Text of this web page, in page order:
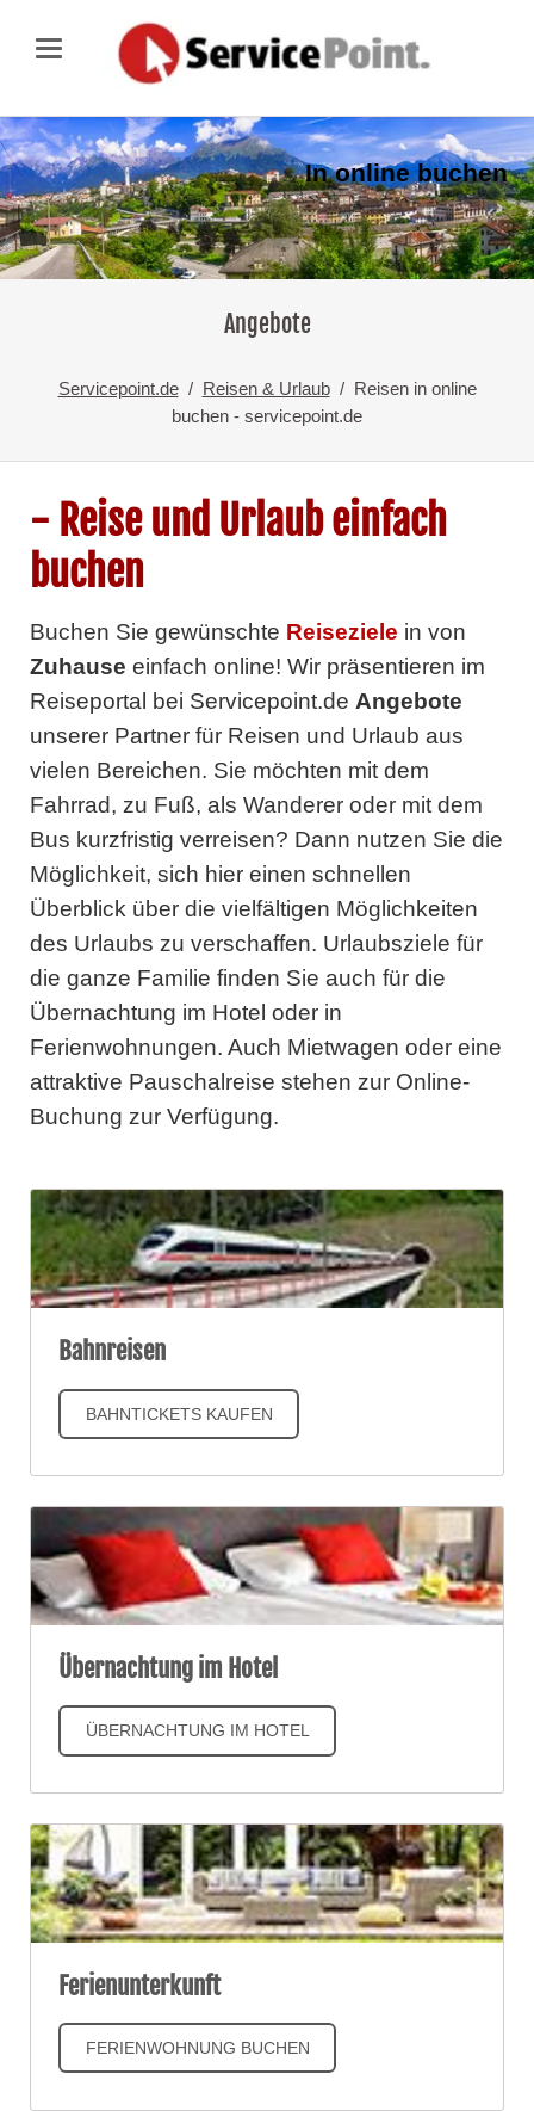
In online buchen
Angebote
Servicepoint.de Reisen & Urlaub
Reisen in online
buchen - servicepoint.de
- Reise und Urlaub einfach
buchen
Buchen Sie gewünschte Reiseziele in von
Zuhause einfach online! Wir präsentieren im
Reiseportal bei Servicepoint.de Angebote
unserer Partner für Reisen und Urlaub aus
vielen Bereichen. Sie möchten mit dem
Fahrrad, zu Fuß, als Wanderer oder mit dem
Bus kurzfristig verreisen? Dann nutzen Sie die
Möglichkeit, sich hier einen schnellen
Überblick über die vielfältigen Möglichkeiten
des Urlaubs zu verschaffen. Urlaubsziele für
die ganze Familie finden Sie auch für die
Übernachtung im Hotel oder in
Ferienwohnungen. Auch Mietwagen oder eine
attraktive Pauschalreise stehen zur Online-
Buchung zur Verfügung.
Bahnreisen
BAHNTICKETS KAUFEN
Übernachtung im Hotel
ÜBERNACHTUNG IM HOTEL
Ferienunterkunft
FERIENWOHNUNG BUCHEN